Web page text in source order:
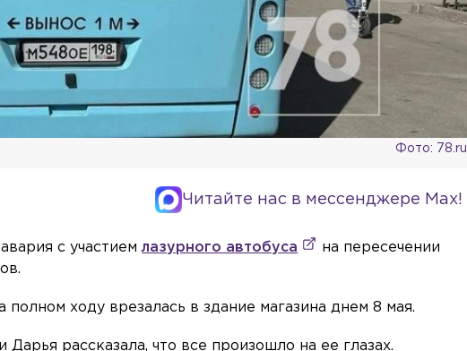
Фото: 78.ru
Читайте нас в мессенджере Max!
с участиемлазурного автобуса
на пересечении
ходу врезалась в здание магазина днем 8 мая.
рассказала, что все произошло на ее глазах.